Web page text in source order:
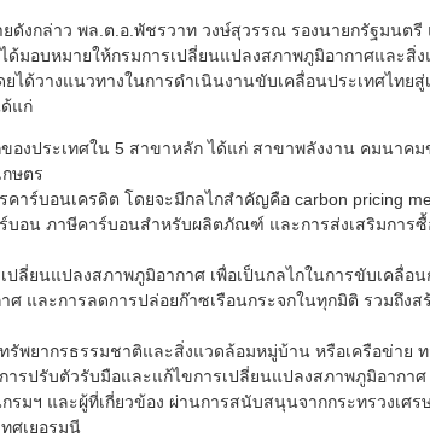
ดังกล่าว พล.ต.อ.พัชรวาท วงษ์สุวรรณ รองนายกรัฐมนตรี
มอบหมายให้กรมการเปลี่ยนแปลงสภาพภูมิอากาศและสิ่
ด้วางแนวทางในการดำเนินงานขับเคลื่อนประเทศไทยสู่
แก่
องประเทศใน 5 สาขาหลัก ได้แก่ สาขาพลังงาน คมนาคม
ษตร
าร์บอนเครดิต โดยจะมีกลไกสำคัญคือ carbon pricing
บอน ภาษีคาร์บอนสำหรับผลิตภัณฑ์ และการส่งเสริมการ
ลี่ยนแปลงสภาพภูมิอากาศ เพื่อเป็นกลไกในการขับเคลื่อ
และการลดการปล่อยก๊าซเรือนกระจกในทุกมิติ รวมถึงส
พยากรธรรมชาติและสิ่งแวดล้อมหมู่บ้าน หรือเครือข่าย
ารปรับตัวรับมือและแก้ไขการเปลี่ยนแปลงสภาพภูมิอากาศ
มฯ และผู้ที่เกี่ยวข้อง ผ่านการสนับสนุนจากกระทรวงเศร
ศเยอรมนี